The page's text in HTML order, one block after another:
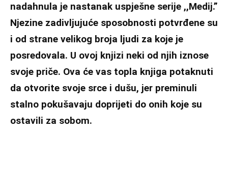
nadahnula je nastanak uspješne serije ,,Medij.”
Njezine zadivljujuće sposobnosti potvrđene su
i od strane velikog broja ljudi za koje je
posredovala. U ovoj knjizi neki od njih iznose
svoje priče. Ova će vas topla knjiga potaknuti
da otvorite svoje srce i dušu, jer preminuli
stalno pokušavaju doprijeti do onih koje su
ostavili za sobom.